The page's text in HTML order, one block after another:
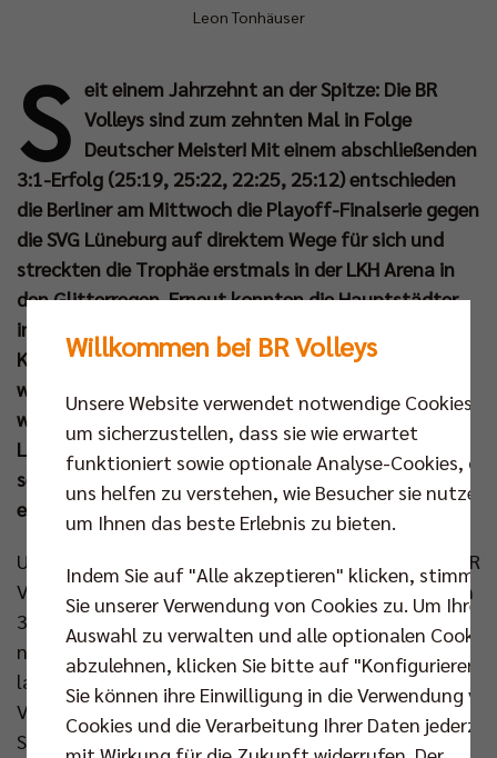
Leon Tonhäuser
S eit einem Jahrzehnt an der Spitze: Die BR
Volleys sind zum zehnten Mal in Folge
Deutscher Meister! Mit einem abschließenden
3:1-Erfolg (25:19, 25:22, 22:25, 25:12) entschieden
die Berliner am Mittwoch die Playoff-Finalserie gegen
die SVG Lüneburg auf direktem Wege für sich und
streckten die Trophäe erstmals in der LKH Arena in
den Glitterregen. Erneut konnten die Hauptstädter
im Saisonfinale die aufstrebende nationale
Konkurrenz in Schach halten und nach einer über
weite Strecken durchwachsenen Spielzeit den
wichtigsten Titel an die Spree holen. Endspielgegner
Lüneburg machte es MVP Matthew Knigge und
seinem BR Volleys Team in ausverkaufter Halle noch
einmal gehörig schwer.
Um 21:26 hievte Ruben Schott zum vierten Mal als BR
Volleys Kapitän die Meisterschale in die Höhe. Für den
31-jährigen, gebürtigen Berliner ist es nunmehr der
neunte Titel – einsame Bundesligaspitze. Nach einer
langen Saison mit vielen Rückschlägen, personellen
Veränderungen und mehr Tiefen als Höhen war
Schott im Anschluss sichtlich gerührt: „Ich bin
Willkommen bei BR Volleys
Unsere Website verwendet notwendige Cookies,
um sicherzustellen, dass sie wie erwartet
funktioniert sowie optionale Analyse-Cookies, die
uns helfen zu verstehen, wie Besucher sie nutzen,
um Ihnen das beste Erlebnis zu bieten.
Indem Sie auf "Alle akzeptieren" klicken, stimmen
Sie unserer Verwendung von Cookies zu. Um Ihre
Auswahl zu verwalten und alle optionalen Cookies
abzulehnen, klicken Sie bitte auf "Konfigurieren".
Sie können ihre Einwilligung in die Verwendung
Cookies und die Verarbeitung Ihrer Daten